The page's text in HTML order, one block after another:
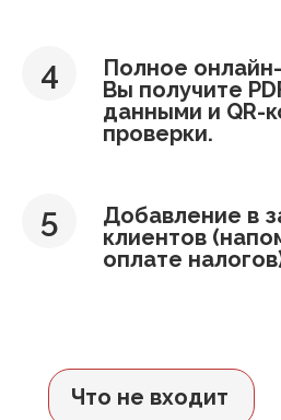
Полное
Вы получите
данными и QR-
проверки.
Добавление в
клиентов
оплате
Что не входит